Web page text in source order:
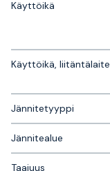
Käyttöikä
Käyttöikä, liitäntälaite
Jännitetyyppi
Jännitealue
Taajuus